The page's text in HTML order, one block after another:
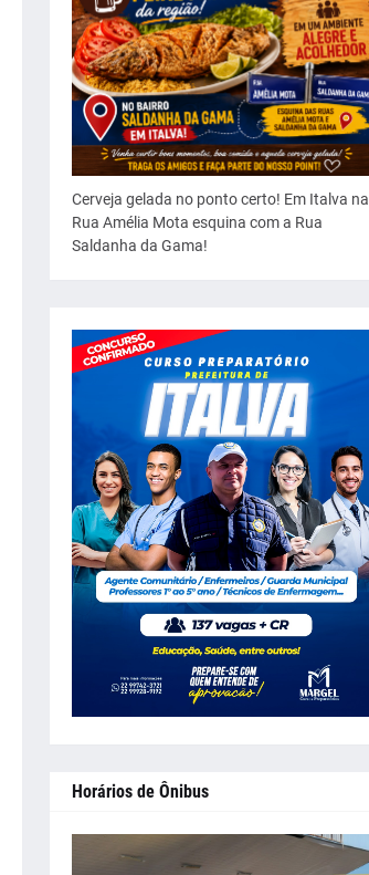
Cerveja gelada no ponto certo! Em Italva na
Rua Amélia Mota esquina com a Rua
Saldanha da Gama!
Horários de Ônibus